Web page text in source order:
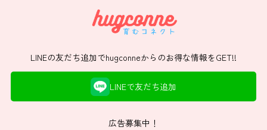
LINEの友だち追加でhugconneからのお得な情報をGET!!
LINEで友だち追加
広告募集中！